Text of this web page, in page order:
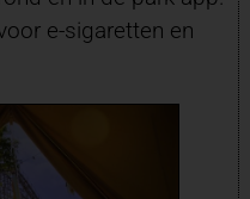
e-sigaretten en